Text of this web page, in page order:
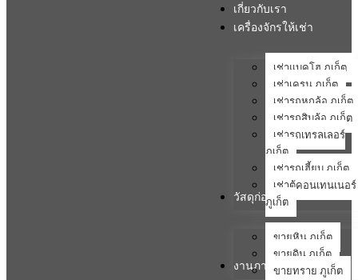
เกี่ยวกับเรา
เครื่องจักรให้เช่า
เช่าแบคโฮ ภูเก็ต
เช่าเครน ภูเก็ต
เช่ารถหกล้อ ภูเก็ต
เช่ารถสิบล้อ ภูเก็ต
เช่ารถเทรลเลอร์
ภูเก็ต
เช่ารถเฮี้ยบ ภูเก็ต
เช่าตู้คอนเทนเนอร์
ภูเก็ต
วัสดุก่อสร้าง
ขายหิน ภูเก็ต
ขายดิน ภูเก็ต
ขายทราย ภูเก็ต
งานภาคสนาม